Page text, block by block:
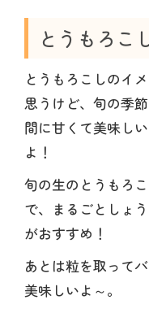
とうもろこ
とうもろこしのイ
思うけど、旬の季
間に甘くて美味し
よ！
旬の生のとうもろ
で、まるごとしょ
がおすすめ！
あとは粒を取って
美味しいよ～。